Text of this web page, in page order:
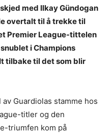
med Ilkay Gündogan
overtalt til å trekke til
Premier League-tittelen
i Champions
tilbake til det som blir
Guardiolas stamme hos
titler og den
triumfen kom på